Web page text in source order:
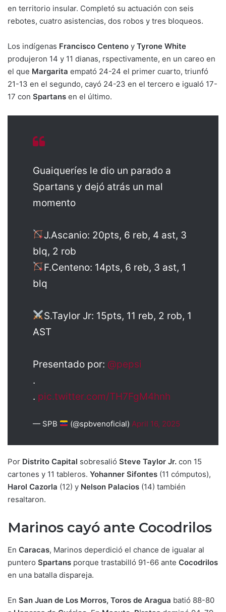
en territorio insular. Completó su actuación con seis
rebotes, cuatro asistencias, dos robos y tres bloqueos.
Los indígenas Francisco Centeno y Tyrone White
produjeron 14 y 11 dianas, rspectivamente, en un careo en
el que Margarita empató 24-24 el primer cuarto, triunfó
21-13 en el segundo, cayó 24-23 en el tercero e igualó 17-
17 con Spartans en el último.
Guaiqueríes le dio un parado a
Spartans y dejó atrás un mal
momento
J.Ascanio: 20pts, 6 reb, 4 ast, 3
blq, 2 rob
F.Centeno: 14pts, 6 reb, 3 ast, 1
blq
S.Taylor Jr: 15pts, 11 reb, 2 rob, 1
AST
Presentado por: @pepsi
.
. pic.twitter.com/TH7FgM4hnh
— SPB (@spbvenoficial) April 16, 2025
Por Distrito Capital sobresalió Steve Taylor Jr. con 15
cartones y 11 tableros. Yohanner Sifontes (11 cómputos),
Harol Cazorla (12) y Nelson Palacios (14) también
resaltaron.
Marinos cayó ante Cocodrilos
En Caracas, Marinos deperdició el chance de igualar al
puntero Spartans porque trastabilló 91-66 ante Cocodrilos
en una batalla dispareja.
En San Juan de Los Morros, Toros de Aragua batió 88-80